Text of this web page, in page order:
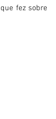
fez sobre